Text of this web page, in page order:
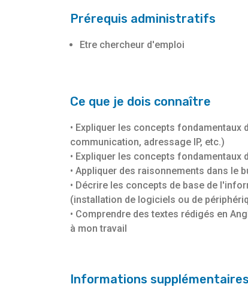
Prérequis administratifs
Etre chercheur d'emploi
Ce que je dois connaître
• Expliquer les concepts
communication, adressage IP, etc.)
• Expliquer les concepts fondamentaux
• Appliquer des raisonnements dans le
• Décrire les concepts de base de
(installation de logiciels ou de
• Comprendre des textes rédigés en
à mon travail
Informations supplémentaires